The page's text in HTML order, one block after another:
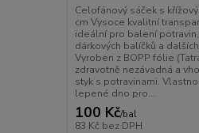
Celofánový sáček s
cm Vysoce kvalitní
ideální pro balení
dárkových balíčků a
Vyroben z BOPP fólie
zdravotně nezávadná a
styk s potravinami.
lepené dno pro...
100 Kč/bal
83 Kč bez DPH